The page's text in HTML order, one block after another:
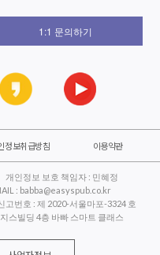
1:1 문의하기
정보취급방침 이용약관
인정보 보호 책임자 : 민혜정
: babba@easyspub.co.kr
번호 : 제 2020-서울마포-3324 호
스빌딩 4층 바빠 스마트 클래스